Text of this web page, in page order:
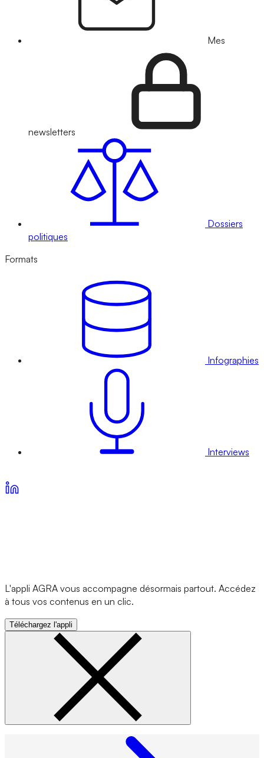
Mes
newsletters
Dossiers
politiques
Formats
Infographies
Interviews
L'appli AGRA vous accompagne désormais partout. Accédez
à tous vos contenus en un clic.
Téléchargez l'appli